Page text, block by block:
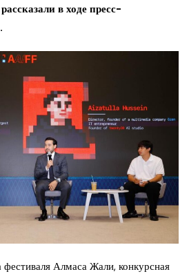
в ходе пресс-
Алмаса Жали, конкурсная